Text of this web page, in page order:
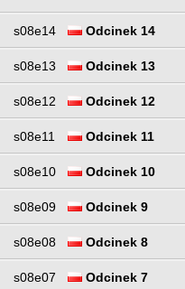
s08e14 Odcinek 14
s08e13 Odcinek 13
s08e12 Odcinek 12
s08e11 Odcinek 11
s08e10 Odcinek 10
s08e09 Odcinek 9
s08e08 Odcinek 8
s08e07 Odcinek 7